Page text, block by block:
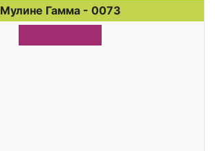
Мулине Гамма - 0073